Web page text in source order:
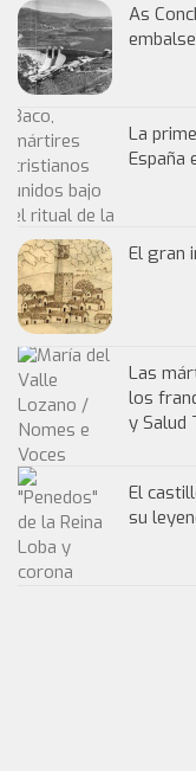
As
La
España
El gran
Las
los
y Salud
El
su